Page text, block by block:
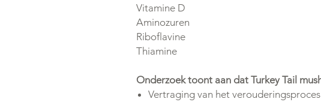
Vitamine D
Aminozuren
Riboflavine
Thiamine
Onderzoek toont aan dat Turkey Tail
Vertraging van het verouderingsproces